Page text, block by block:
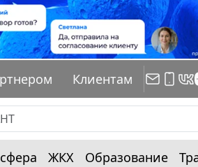
Клиентам
ЖКХ Образование